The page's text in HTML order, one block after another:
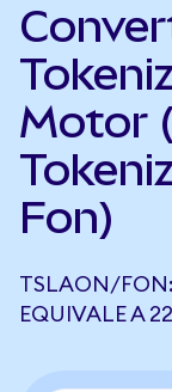
Motor
Fon)
TSLAON/FON:
EQUIVALE A